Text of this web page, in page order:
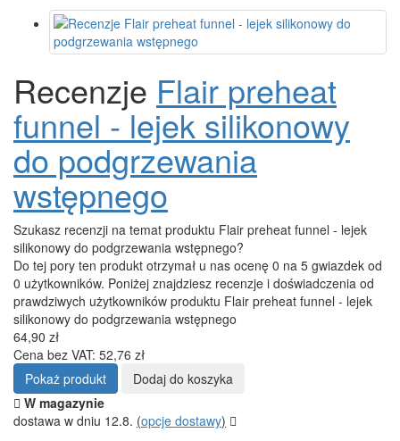
Recenzje Flair preheat
funnel - lejek silikonowy
do podgrzewania
wstępnego
Szukasz recenzji na temat produktu Flair preheat funnel - lejek
silikonowy do podgrzewania wstępnego?
Do tej pory ten produkt otrzymał u nas ocenę 0 na 5 gwiazdek od
0 użytkowników. Poniżej znajdziesz recenzje i doświadczenia od
prawdziwych użytkowników produktu Flair preheat funnel - lejek
silikonowy do podgrzewania wstępnego
64,90 zł
Cena bez VAT: 52,76 zł
Pokaż produkt
Dodaj do koszyka
W magazynie
dostawa w dniu 12.8. (opcje dostawy)